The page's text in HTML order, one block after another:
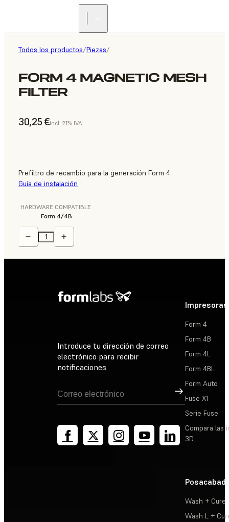
Todos los productos/Piezas/
FORM 4 MAGNETIC MESH
FILTER
30,25 €incl. 21% IVA
Prefiltro de recambio para la generación Form 4
Guía de instalación
HARDWARE COMPATIBLE
Form 4/4B
Introduce tu dirección de correo
electrónico para recibir
notificaciones
Suscribirse
Impresoras
Form 4
Form 4B
Form 4L
Form 4BL
Form Auto
Fuse X1
Serie Fuse
Compara las
3D
Wash + Cure
Wash L +